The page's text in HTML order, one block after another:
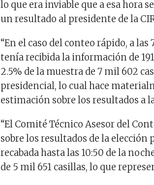
lo que era inviable que a esa hora
un resultado al presidente de la
“En el caso del conteo rápido, a
tenía recibida la información de
2.5% de la muestra de 7 mil 602
presidencial, lo cual hace
estimación sobre los resultados a
“El Comité Técnico Asesor del
sobre los resultados de la
recabada hasta las 10:50 de la
de 5 mil 651 casillas, lo que